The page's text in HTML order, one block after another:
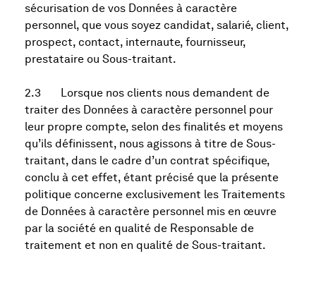
sécurisation de vos Données à caractère
personnel, que vous soyez candidat, salarié, client,
prospect, contact, internaute, fournisseur,
prestataire ou Sous-traitant.
2.3 Lorsque nos clients nous demandent de
traiter des Données à caractère personnel pour
leur propre compte, selon des finalités et moyens
qu’ils définissent, nous agissons à titre de Sous-
traitant, dans le cadre d’un contrat spécifique,
conclu à cet effet, étant précisé que la présente
politique concerne exclusivement les Traitements
de Données à caractère personnel mis en œuvre
par la société en qualité de Responsable de
traitement et non en qualité de Sous-traitant.